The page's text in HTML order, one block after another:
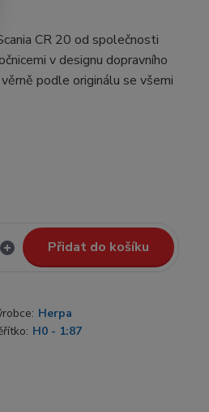
CR 20 od společnosti
v designu dopravního
podle originálu se všemi
Přidat do košíku
Herpa
H0 - 1:87